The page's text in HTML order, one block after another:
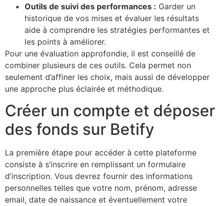
Outils de suivi des performances : Garder un
historique de vos mises et évaluer les résultats
aide à comprendre les stratégies performantes et
les points à améliorer.
Pour une évaluation approfondie, il est conseillé de
combiner plusieurs de ces outils. Cela permet non
seulement d’affiner les choix, mais aussi de développer
une approche plus éclairée et méthodique.
Créer un compte et déposer
des fonds sur Betify
La première étape pour accéder à cette plateforme
consiste à s’inscrire en remplissant un formulaire
d’inscription. Vous devrez fournir des informations
personnelles telles que votre nom, prénom, adresse
email, date de naissance et éventuellement votre